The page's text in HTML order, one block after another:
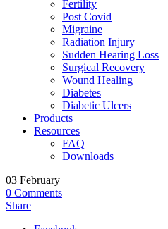
Fertility
Post Covid
Migraine
Radiation Injury
Sudden Hearing Loss
Surgical Recovery
Wound Healing
Diabetes
Diabetic Ulcers
Products
Resources
FAQ
Downloads
03 February
0 Comments
Share